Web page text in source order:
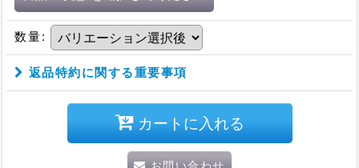
数量:
返品特約に関する重要事項
カートに入れる